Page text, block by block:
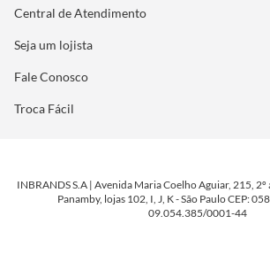
Central de Atendimento
Seja um lojista
Fale Conosco
Troca Fácil
INBRANDS S.A | Avenida Maria Coelho Aguiar, 215,
Panamby, lojas 102, I, J, K - São Paulo CEP:
09.054.385/0001-44